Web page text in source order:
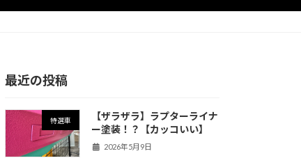
最近の投稿
特選車
【ザラザラ】ラプターライナ
ー塗装！？【カッコいい】
2026年5月9日